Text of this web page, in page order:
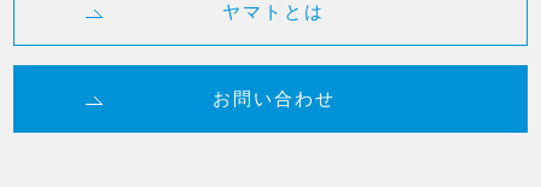
ヤマトとは
お問い合わせ